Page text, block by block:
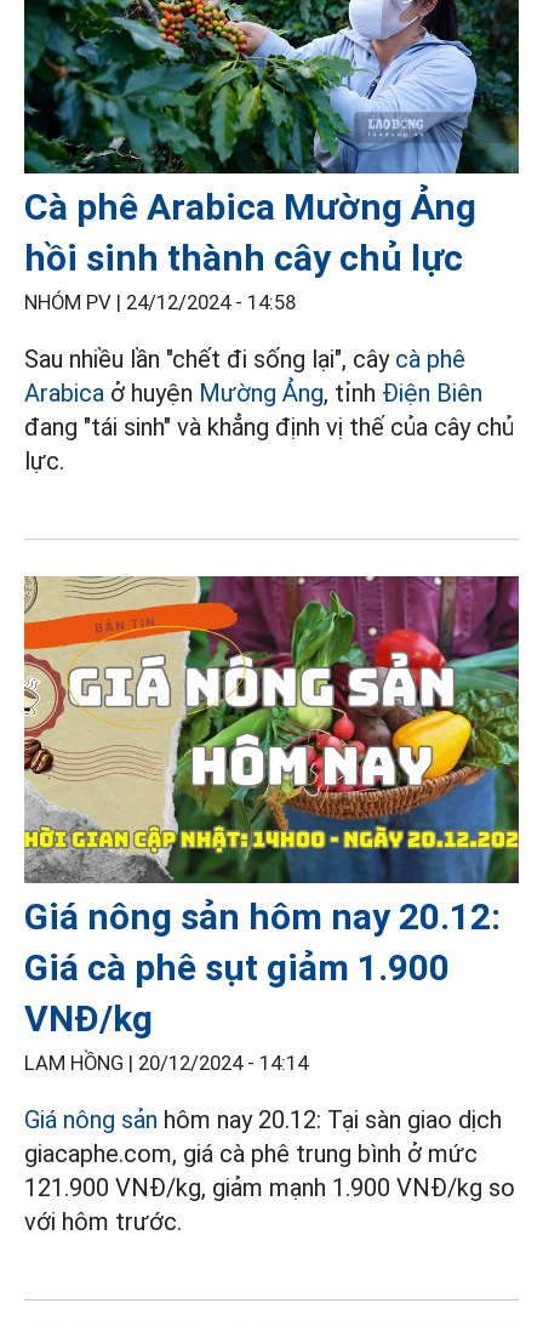
Cà phê Arabica Mường Ảng
hồi sinh thành cây chủ lực
NHÓM PV | 24/12/2024 - 14:58
Sau nhiều lần "chết đi sống lại", cây cà phê
Arabica ở huyện Mường Ảng, tỉnh Điện Biên
đang "tái sinh" và khẳng định vị thế của cây chủ
lực.
Giá nông sản hôm nay 20.12:
Giá cà phê sụt giảm 1.900
VNĐ/kg
LAM HỒNG | 20/12/2024 - 14:14
Giá nông sản hôm nay 20.12: Tại sàn giao dịch
giacaphe.com, giá cà phê trung bình ở mức
121.900 VNĐ/kg, giảm mạnh 1.900 VNĐ/kg so
với hôm trước.